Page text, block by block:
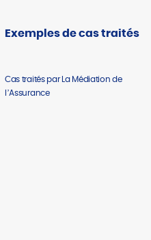
Exemples de cas traités
Cas traités par La Médiation de
l’Assurance